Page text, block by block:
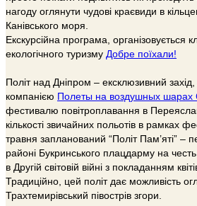
нагоду оглянути чудові краєвиди в
Канівського моря.
Екскурсійна програма, організовується
екологічного туризму Добре поїхали!
Політ над Дніпром – ексклюзивний захід,
компанією Полеты на воздушных шарах
фестивалю повітроплавання в
кількості звичайних польотів в рамках
травня запланований “Політ Пам’яті” –
районі Букринського плацдарму на честь
в Другій світовій війні з покладанням
Традиційно, цей політ дає можливість
Трахтемирівський півострів згори.